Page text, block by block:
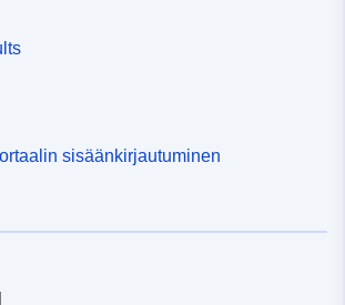
sisäänkirjautuminen